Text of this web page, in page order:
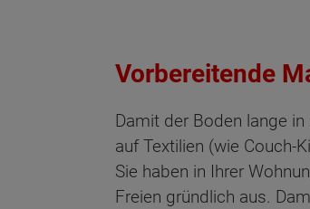
Vorbereitende
Damit der Boden lange
auf Textilien (wie Couch-
Sie haben in Ihrer
Freien gründlich aus.